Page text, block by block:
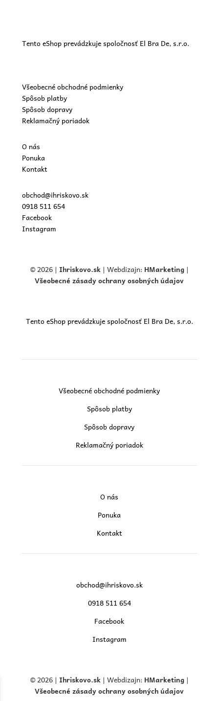
Tento eShop prevádzkuje spoločnosť El Bra De, s.r.o.
Všeobecné obchodné podmienky
Spôsob platby
Spôsob dopravy
Reklamačný poriadok
O nás
Ponuka
Kontakt
obchod@ihriskovo.sk
0918 511 654
Facebook
Instagram
© 2026 | Ihriskovo.sk| Webdizajn: HMarketing |
Všeobecné zásady ochrany osobných údajov
Tento eShop prevádzkuje spoločnosť El Bra De, s.r.o.
Všeobecné obchodné podmienky
Spôsob platby
Spôsob dopravy
Reklamačný poriadok
O nás
Ponuka
Kontakt
obchod@ihriskovo.sk
0918 511 654
Facebook
Instagram
© 2026 | Ihriskovo.sk| Webdizajn: HMarketing |
Všeobecné zásady ochrany osobných údajov